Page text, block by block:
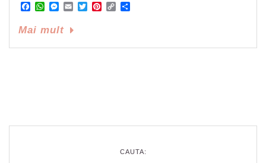
Facebook
WhatsApp
Messenger
EmailTwitterPinterest
Copy
Mai mult
CAUTA: